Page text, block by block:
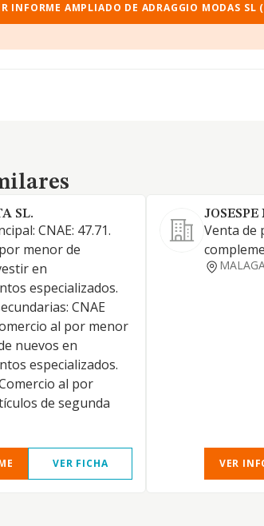
INFORME AMPLIADO DE ADRAGGIO MODAS SL
SL.
CNAE: 47.71.
menor de
en
especializados.
CNAE
al por menor
nuevos en
especializados.
al por
de segunda
VER FICHA
JOSESPE
Venta de
VER